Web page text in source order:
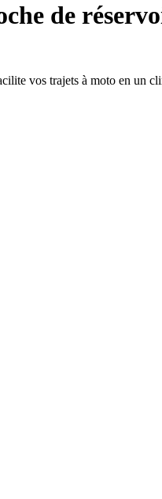
de
vos trajets à moto en un